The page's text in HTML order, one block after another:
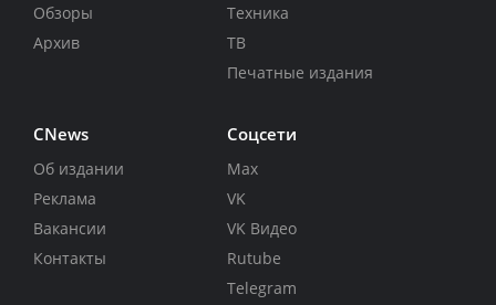
Обзоры
Архив
Техника
ТВ
Печатные издания
CNews
Об издании
Реклама
Вакансии
Контакты
Соцсети
Max
VK
VK Видео
Rutube
Telegram